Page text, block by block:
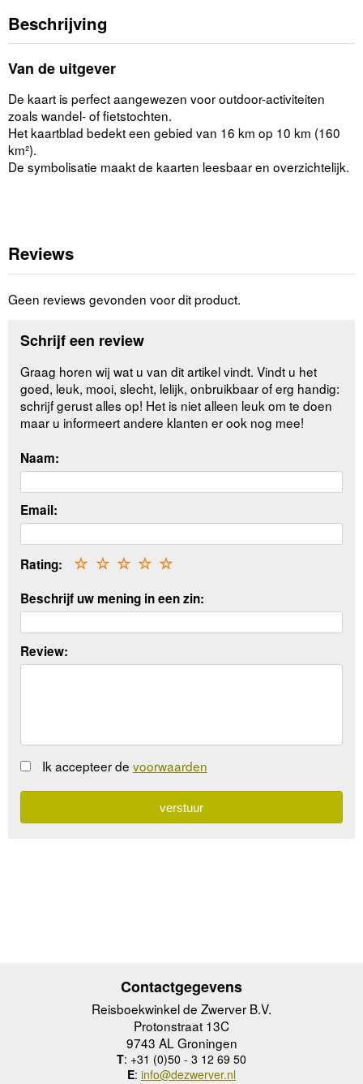
Beschrijving
Van de uitgever
De kaart is perfect aangewezen voor outdoor-activiteiten
zoals wandel- of fietstochten.
Het kaartblad bedekt een gebied van 16 km op 10 km (160
km²).
De symbolisatie maakt de kaarten leesbaar en overzichtelijk.
Reviews
Geen reviews gevonden voor dit product.
Schrijf een review
Graag horen wij wat u van dit artikel vindt. Vindt u het
goed, leuk, mooi, slecht, lelijk, onbruikbaar of erg handig:
schrijf gerust alles op! Het is niet alleen leuk om te doen
maar u informeert andere klanten er ook nog mee!
Naam:
Email:
Rating: ☆
☆
☆
☆
☆
Beschrijf uw mening in een zin:
Review:
Ik accepteer de voorwaarden
Contactgegevens
Reisboekwinkel de Zwerver B.V.
Protonstraat 13C
9743 AL Groningen
T: +31 (0)50 - 3 12 69 50
E: info@dezwerver.nl